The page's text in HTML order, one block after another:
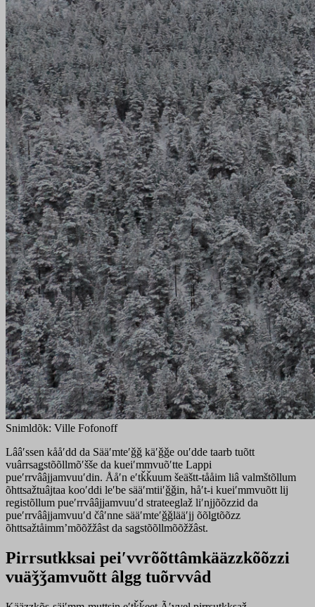
Snimldõk: Ville Fofonoff
Lââʹssen kååʹdd da Sääʹmteʹǧǧ käʹǧǧe ouʹdde taarb tuõtt
vuârrsaǥstõõllmõʹšše da kueiʹmmvuõʹtte Lappi
pueʹrrvââjjamvuuʹdin. Ååʹn eʹtǩǩuum šeäštt-tååim liâ valmštõllum
õhttsažtuâjtaa kooʹddi leʹbe sääʹmtiiʹǧǧin, håʹt-i kueiʹmmvuõtt lij
registõllum pueʹrrvââjjamvuuʹd strateeglaž liʹnjjõõzzid da
pueʹrrvââjjamvuuʹd čâʹnne sääʹmteʹǧǧlääʹjj õõlǥtõõzz
õhttsažtåimmʼmõõžžâst da saǥstõõllmõõžžâst.
Pirrsutkksai peiʹvvrõõttâmkääzzkõõzzi
vuäǯǯamvuõtt âlgg tuõrvvâd